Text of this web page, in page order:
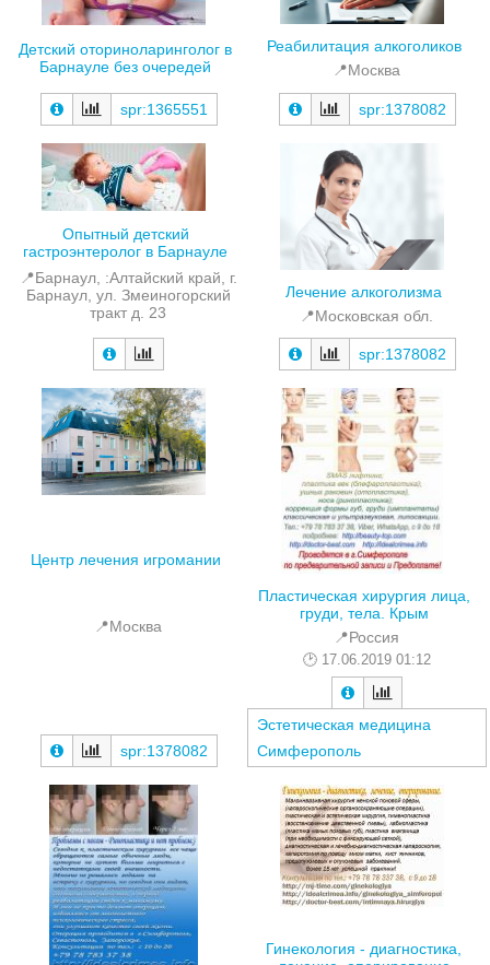
Детский оториноларинголог в
Барнауле без очередей
spr:1365551
Реабилитация алкоголиков
📍Москва
spr:1378082
Опытный детский
гастроэнтеролог в Барнауле
📍Барнаул, :Алтайский край, г.
Барнаул, ул. Змеиногорский
тракт д. 23
Лечение алкоголизма
📍Московская обл.
spr:1378082
Центр лечения игромании
📍Москва
spr:1378082
Пластическая хирургия лица,
груди, тела. Крым
📍Россия
17.06.2019 01:12
Эстетическая медицина
Симферополь
Гинекология - диагностика,